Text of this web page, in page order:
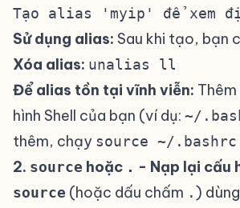
Tạo alias 'myip' để xem
Sử dụng alias: Sau khi tạo, bạn
Xóa alias: unalias ll
Để alias tồn tại vĩnh viễn:
hình Shell của bạn (ví dụ: ~/
thêm, chạy source ~/.bashrc
2. source hoặc . - Nạp lại cấu
source (hoặc dấu chấm .)